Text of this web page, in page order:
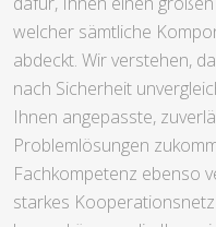
welcher sämtliche
abdeckt. Wir verstehen,
nach Sicherheit
Ihnen angepasste,
Problemlösungen
Fachkompetenz ebenso
starkes